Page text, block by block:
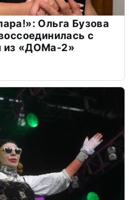
Ольга Бузова
с
из «ДОМа-2»